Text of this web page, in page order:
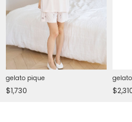
gelato pique
$1,730